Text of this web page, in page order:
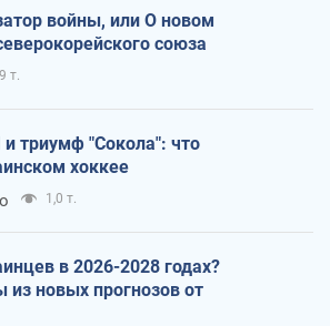
войны, или О новом
союза
т.
триумф "Сокола": что
хоккее
1,0 т.
в 2026-2028 годах?
новых прогнозов от